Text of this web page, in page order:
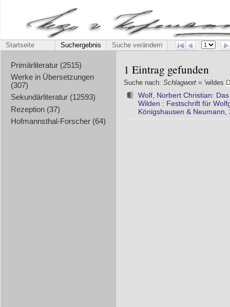
Startseite Suchergebnis Suche verändern
Primärliteratur (2515)
Werke in Übersetzungen
(307)
Sekundärliteratur (12593)
Rezeption (37)
Hofmannsthal-Forscher (64)
1 Eintrag gefunden
Suche nach: Schlagwort = 'wildes
Wolf, Norbert Christian:
Wilden : Festschrift für
Königshausen &